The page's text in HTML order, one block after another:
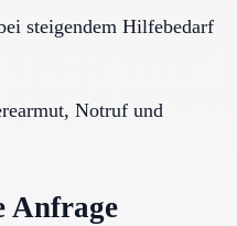
steigendem Hilfebedarf
Notruf und
Anfrage